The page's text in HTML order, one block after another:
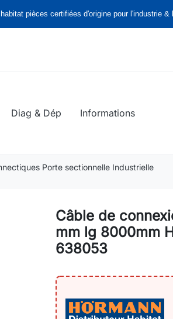
habitat pièces certifiées d'origine pour l'industrie &
Diag & Dép Informations
Porte sectionnelle Industrielle
Câble de
mm lg 8000mm
638053